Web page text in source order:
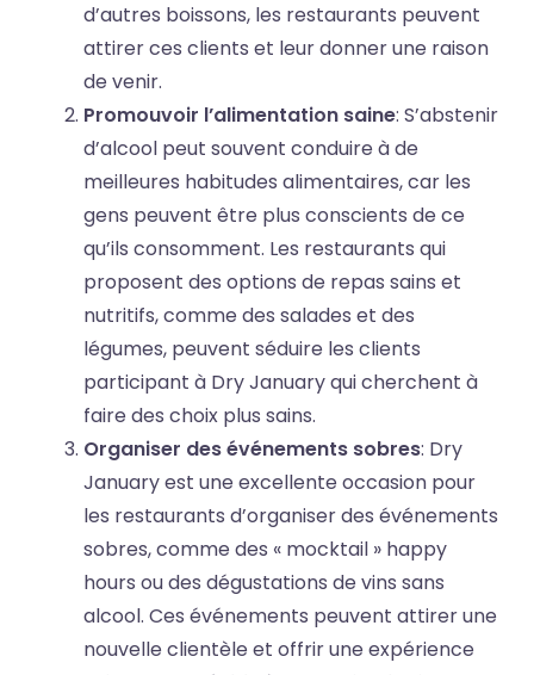
d’autres boissons, les restaurants peuvent
attirer ces clients et leur donner une raison
de venir.
Promouvoir l’alimentation saine: S’abstenir
d’alcool peut souvent conduire à de
meilleures habitudes alimentaires, car les
gens peuvent être plus conscients de ce
qu’ils consomment. Les restaurants qui
proposent des options de repas sains et
nutritifs, comme des salades et des
légumes, peuvent séduire les clients
participant à Dry January qui cherchent à
faire des choix plus sains.
Organiser des événements sobres: Dry
January est une excellente occasion pour
les restaurants d’organiser des événements
sobres, comme des « mocktail » happy
hours ou des dégustations de vins sans
alcool. Ces événements peuvent attirer une
nouvelle clientèle et offrir une expérience